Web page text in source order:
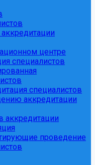
центре
специалистов
специалистов
аккредитации
аккредитации
проведение